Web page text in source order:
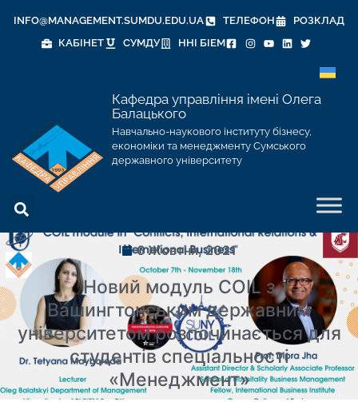
INFO@MANAGEMENT.SUMDU.EDU.UA ТЕЛЕФОН
РОЗКЛАД
КАБІНЕТ
СУМДУ ННІ БІЕМ
Кафедра управління імені Олега
Балацького
Навчально-наукового інституту бізнесу,
економіки та менеджменту Сумського
державного університету
6 Жовтня, 2021
Новий модуль COIL з
Вашингтонським державним
університетом розпочинається для
студентів спеціальності
«Менеджмент»